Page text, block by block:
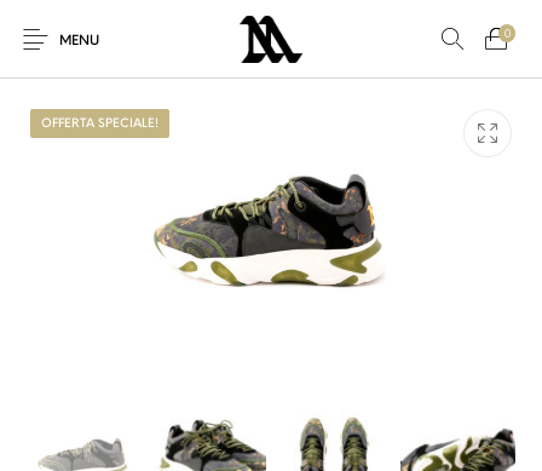
MENU
0
Offerta speciale! Accessori
Sneakers Vestiti
OFFERTA SPECIALE!